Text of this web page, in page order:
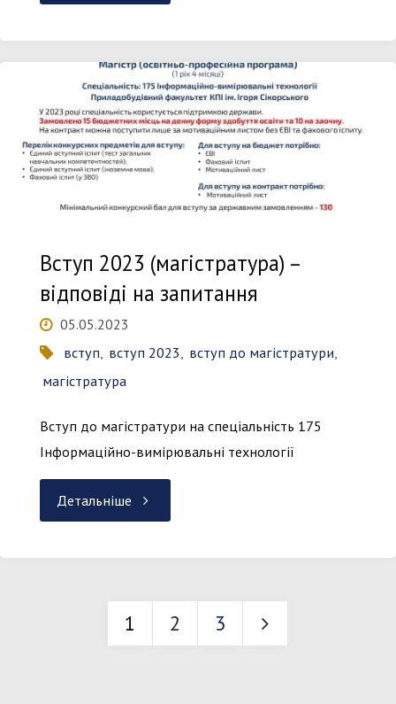
реєстрації
та
подання
електронних
для
до
через
електронний
Вступ 2023 (магістратура) –
відповіді на запитання
05.05.2023
вступ, вступ 2023, вступ до магістратури,
магістратура
Вступ до магістратури на спеціальність 175
Інформаційно-вимірювальні технології
Детальніше "Вступ
–
Пагінація
1 2 3